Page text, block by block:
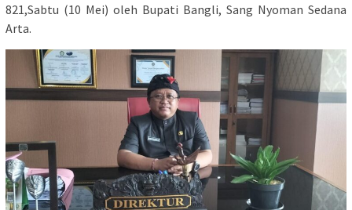
821,Sabtu (10 Mei) oleh Bupati Bangli, Sang Nyoman Sedana
Arta.